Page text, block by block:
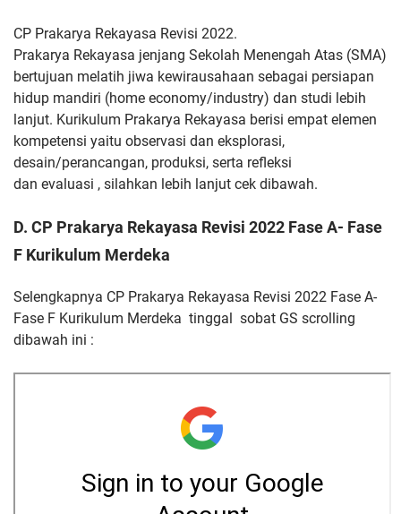
CP Prakarya Rekayasa Revisi 2022.
Prakarya Rekayasa jenjang Sekolah Menengah Atas (SMA)
bertujuan melatih jiwa kewirausahaan sebagai persiapan
hidup mandiri (home economy/industry) dan studi lebih
lanjut. Kurikulum Prakarya Rekayasa berisi empat elemen
kompetensi yaitu observasi dan eksplorasi,
desain/perancangan, produksi, serta refleksi
dan evaluasi , silahkan lebih lanjut cek dibawah.
D. CP Prakarya Rekayasa Revisi 2022 Fase A- Fase
F Kurikulum Merdeka
Selengkapnya CP Prakarya Rekayasa Revisi 2022 Fase A-
Fase F Kurikulum Merdeka tinggal sobat GS scrolling
dibawah ini :